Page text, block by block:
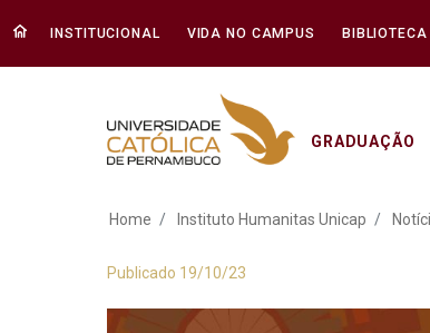
INSTITUCIONAL VIDA NO CAMPUS BIBLIOTECA
GRADUAÇÃO
Instituto
Home Instituto Humanitas Unicap
Publicado 19/10/23